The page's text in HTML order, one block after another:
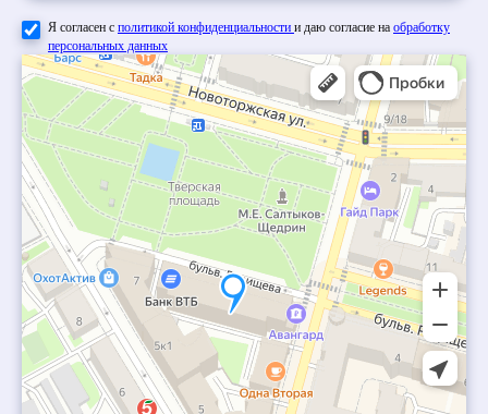
Я согласен с политикой конфиденциальности и даю согласие на обработку
персональных данных